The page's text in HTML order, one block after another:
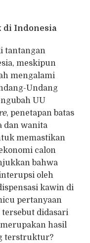
di Indonesia
tantangan
meskipun
mengalami
Undang
UU
, penetapan batas
dan wanita
memastikan
calon
bahwa
oleh
kawin di
pertanyaan
didasari
hasil
terstruktur?